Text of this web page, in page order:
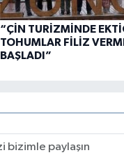
“ÇİN TURİZMİNDE
TOHUMLAR FİLİZ
BAŞLADI”